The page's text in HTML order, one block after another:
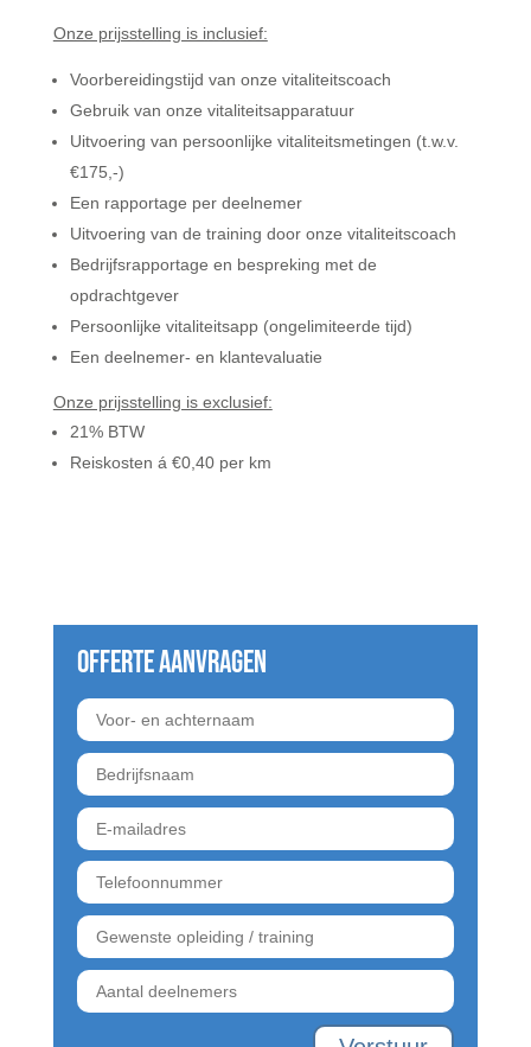
Onze prijsstelling is inclusief:
Voorbereidingstijd van onze vitaliteitscoach
Gebruik van onze vitaliteitsapparatuur
Uitvoering van persoonlijke vitaliteitsmetingen (t.w.v.
€175,-)
Een rapportage per deelnemer
Uitvoering van de training door onze vitaliteitscoach
Bedrijfsrapportage en bespreking met de
opdrachtgever
Persoonlijke vitaliteitsapp (ongelimiteerde tijd)
Een deelnemer- en klantevaluatie
Onze prijsstelling is exclusief:
21% BTW
Reiskosten á €0,40 per km
Offerte aanvragen